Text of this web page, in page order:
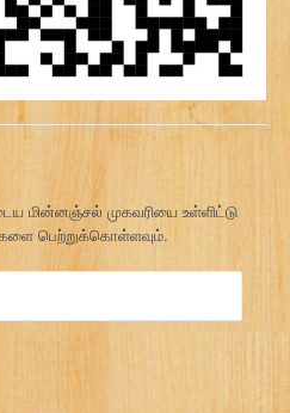
மின்னஞ்சல் முகவரியை உள்ளிட்டு
பெற்றுக்கொள்ளவும்.